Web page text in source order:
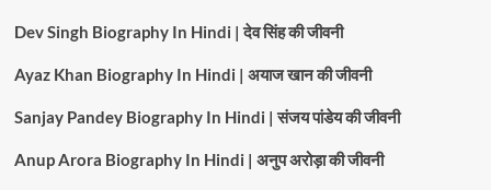
Dev Singh Biography In Hindi | देव सिंह की जीवनी
Ayaz Khan Biography In Hindi | अयाज खान की जीवनी
Sanjay Pandey Biography In Hindi | संजय पांडेय की जीवनी
Anup Arora Biography In Hindi | अनुप अरोड़ा की जीवनी